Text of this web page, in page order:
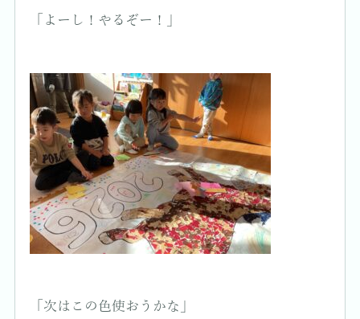
「よーし！やるぞー！」
「次はこの色使おうかな」